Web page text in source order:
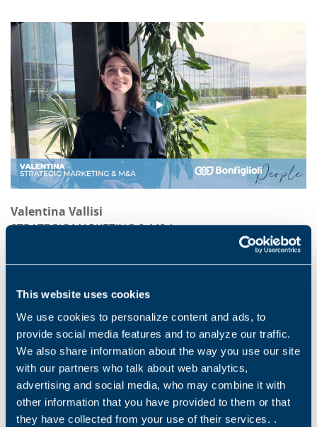
This website uses cookies
We use cookies to personalize content and ads, to
provide social media features and to analyze our traffic.
We also share information about the way you use our site
with our partners who talk about web analytics,
advertising and social media, who may combine it with
other information that you have provided to them or that
they have collected from your use of their services. .
Valentina Vallisi
STRATEGIC MARKETING & M&A
Nos projets
L'évolution et l'innovation sont inscrites dans nos
gênes. Chez Bonfiglioli, vous entrerez dans une équipe
multiculturelle et pluridisciplinaire qui participe chaque